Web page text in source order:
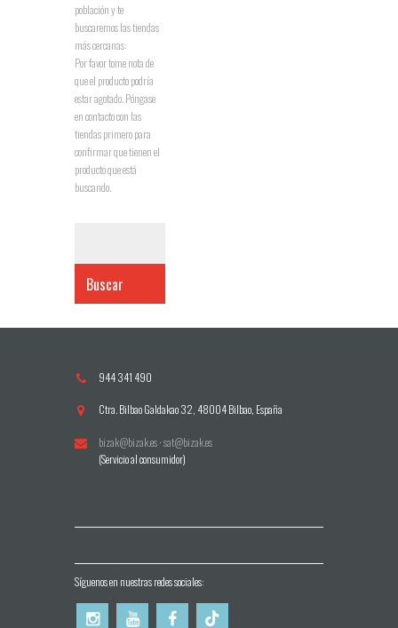
población y te
buscaremos las tiendas
más cercanas:
Por favor tome nota de
que el producto podría
estar agotado. Póngase
en contacto con las
tiendas primero para
confirmar que tienen el
producto que está
buscando.
Buscar
944 341 490
Ctra. Bilbao Galdakao 32, 48004 Bilbao, España
bizak@bizak.es·sat@bizak.es
(Servicio al consumidor)
Síguenos en nuestras redes sociales: